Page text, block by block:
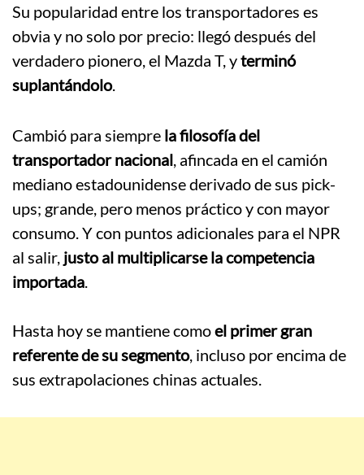
Su popularidad entre los transportadores es
obvia y no solo por precio: llegó después del
verdadero pionero, el Mazda T, yterminó
suplantándolo.
Cambió para siempre la filosofía del
transportador nacional , afincada en el camión
mediano estadounidense derivado de sus pick-
ups; grande, pero menos práctico y con mayor
consumo. Y con puntos adicionales para el NPR
al salir, justo al multiplicarse la competencia
importada
Hasta hoy se mantiene comoel primer gran
referente de su segmento, incluso por encima de
sus extrapolaciones chinas actuales.